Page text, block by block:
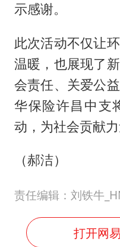
示感谢。
此次活动不仅让
温暖，也展现了
会责任、关爱公
华保险许昌中支
动，为社会贡献力
（郝洁）
责任编辑：刘铁牛
打开网